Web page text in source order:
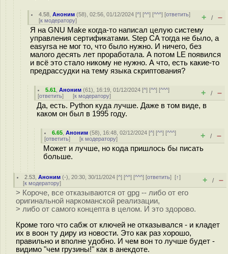
4.58 ,Аноним (58), 02:56, 01/12/2024 [^] [^^] [^^^] [ответить]
[к модератору] + / –
Я на GNU Make когда-то написал целую систему
управления сертификатами. Step CA тогда не было, а
easyrsa не мог то, что было нужно. И ничего, без
малого десять лет проработала. А потом LE появился
и всё это стало никому не нужно. А что, есть какие-то
предрассудки на тему языка скриптования?
5.61 ,Аноним (61), 16:19, 01/12/2024 [^] [^^] [^^^]
[ответить] [к модератору] + / –
Да, есть. Python куда лучше. Даже в том виде, в
каком он был в 1995 году.
6.65 ,Аноним (58), 16:48, 02/12/2024 [^] [^^] [^^^]
[ответить] [к модератору] + / –
Может и лучше, но кода пришлось бы писать
больше.
2.53 ,Аноним (-), 20:30, 30/11/2024 [^] [^^] [^^^] [ответить][↑]
[к модератору] + / –
> Короче, все отказываются от gpg -- либо от его
оригинальной наркоманской реализации,
> либо от самого концепта в целом. И это здорово.
Кроме того что сабж от ключей не отказывался - и кладет
их в воон ту диру из новости. Это как раз хорошо,
правильно и вполне удобно. И чем вон то лучше будет -
видимо "чем грузины!" как в анекдоте.